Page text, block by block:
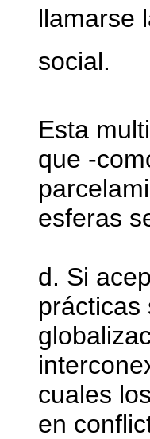
llamarse
social.
Esta
que -
esferas
d. Si
prácticas
cuales
en